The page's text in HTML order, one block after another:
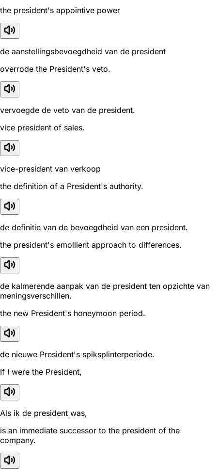
the president's appointive power
de aanstellingsbevoegdheid van de president
overrode the President's veto.
vervoegde de veto van de president.
vice president of sales.
vice-president van verkoop
the definition of a President's authority.
de definitie van de bevoegdheid van een president.
the president's emollient approach to differences.
de kalmerende aanpak van de president ten opzichte van
meningsverschillen.
the new President's honeymoon period.
de nieuwe President's spiksplinterperiode.
If I were the President,
Als ik de president was,
is an immediate successor to the president of the
company.